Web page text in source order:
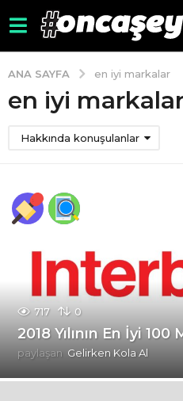
ANA SAYFA en iyi markalar
en iyi
Hakkında konuşulanlar
717 0
2018 Yılının En İyi 100
paylaşan Gelirken Kola Al